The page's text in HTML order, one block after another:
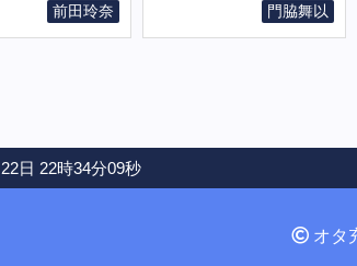
前田玲奈 門脇舞以
日 22時34分09秒
オタ